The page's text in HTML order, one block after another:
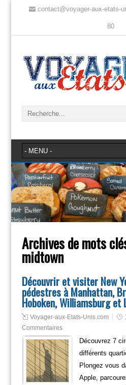
contact@voyager-aux-etats-
80
Archives de mots
midtown
Découvrir et visiter New
pédestres à Manhattan,
Hoboken, Williamsburg et
Voyager-aux-Etats-Unis.com
Commentaires
Découvrez 7
différents
Plongez vous
Apple,